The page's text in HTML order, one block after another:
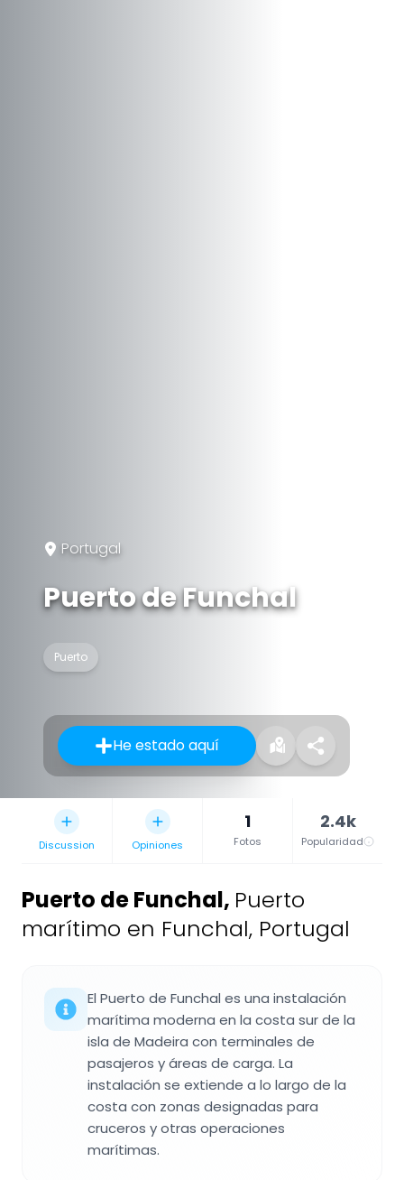
Portugal
Puerto de Funchal
Puerto
He estado aquí
Discussion Opiniones
1
Fotos
2.4k
Popularidad
Puerto de Funchal, Puerto
marítimo en Funchal, Portugal
El Puerto de Funchal es una instalación
marítima moderna en la costa sur de la
isla de Madeira con terminales de
pasajeros y áreas de carga. La
instalación se extiende a lo largo de la
costa con zonas designadas para
cruceros y otras operaciones
marítimas.